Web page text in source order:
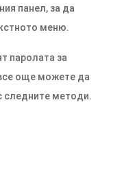
панел, за да
меню.
паролата за
още можете да
следните методи.